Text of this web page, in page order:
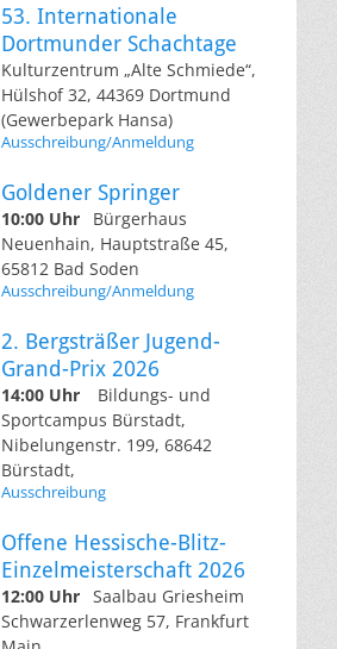
53. Internationale
Dortmunder Schachtage
Kulturzentrum „Alte Schmiede“,
Hülshof 32, 44369 Dortmund
(Gewerbepark Hansa)
Ausschreibung/Anmeldung
Goldener Springer
10:00 Uhr
Bürgerhaus
Neuenhain, Hauptstraße 45,
65812 Bad Soden
Ausschreibung/Anmeldung
2. Bergsträßer Jugend-
Grand-Prix 2026
14:00 Uhr
Bildungs- und
Sportcampus Bürstadt,
Nibelungenstr. 199, 68642
Bürstadt,
Ausschreibung
Offene Hessische-Blitz-
Einzelmeisterschaft 2026
12:00 Uhr Saalbau Griesheim
Schwarzerlenweg 57, Frankfurt